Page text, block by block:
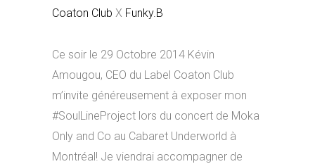
Coaton Club X Funky.B
Ce soir le 29 Octobre 2014 Kévin
Amougou, CEO du Label Coaton Club
m’invite généreusement à exposer mon
#SoulLineProject lors du concert de Moka
Only and Co au Cabaret Underworld à
Montréal! Je viendrai accompagner de